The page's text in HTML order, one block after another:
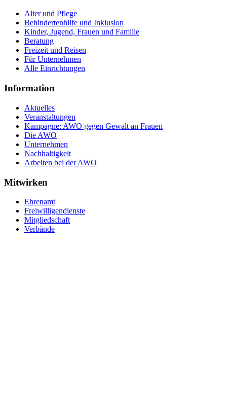
Alter und Pflege
Behindertenhilfe und Inklusion
Kinder, Jugend, Frauen und Familie
Beratung
Freizeit und Reisen
Für Unternehmen
Alle Einrichtungen
Information
Aktuelles
Veranstaltungen
Kampagne: AWO gegen Gewalt an Frauen
Die AWO
Unternehmen
Nachhaltigkeit
Arbeiten bei der AWO
Mitwirken
Ehrenamt
Freiwilligendienste
Mitgliedschaft
Verbände